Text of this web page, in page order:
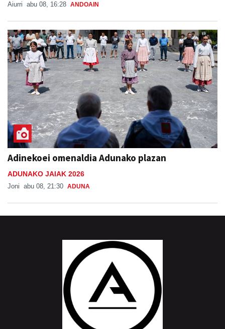
Aiurri abu 08, 16:28 ANDOAIN
Adinekoei omenaldia Adunako plazan
ADUNAKO JAIAK 2026
Joni abu 08, 21:30 ADUNA